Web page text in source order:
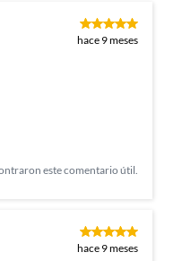
hace 9 meses
este comentario útil.
hace 9 meses